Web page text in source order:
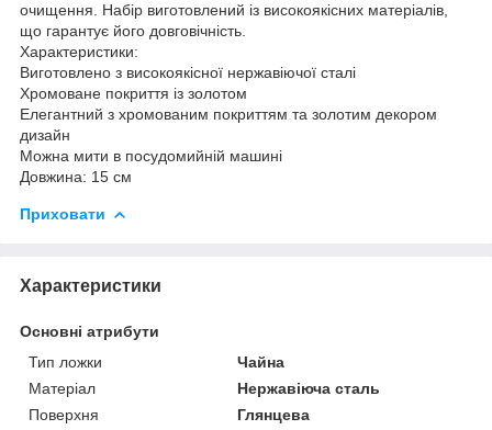
очищення. Набір виготовлений із високоякісних матеріалів,
що гарантує його довговічність.
Характеристики:
Виготовлено з високоякісної нержавіючої сталі
Хромоване покриття із золотом
Елегантний з хромованим покриттям та золотим декором
дизайн
Можна мити в посудомийній машині
Довжина: 15 см
Приховати
Характеристики
Основні атрибути
Тип ложки
Чайна
Матеріал
Нержавіюча сталь
Поверхня
Глянцева